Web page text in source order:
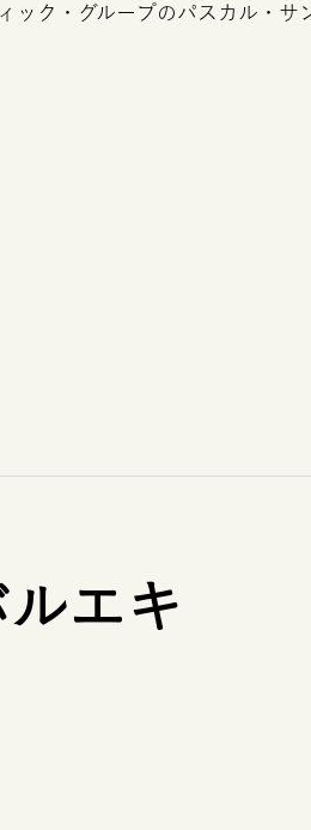
ック・グループのパスカル・サ
エキ